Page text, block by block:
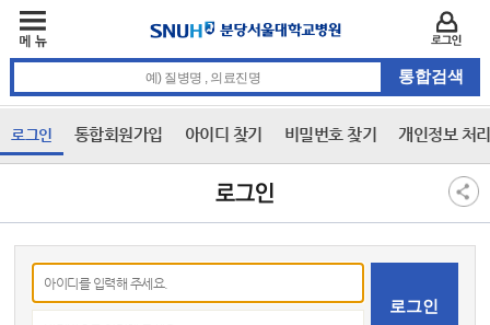
로그인 통합회원가입 아이디 찾기 비밀번호 찾기 개인정보 처
로그인